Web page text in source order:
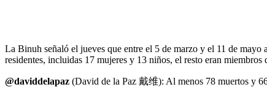
La Binuh señaló el jueves que entre el 5 de marzo y el 11 de
residentes, incluidas 17 mujeres y 13 niños, el resto eran miembros
@daviddelapaz (David de la Paz 戴维): Al menos 78 muertos y